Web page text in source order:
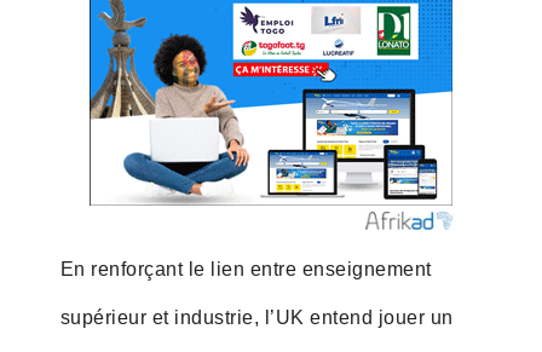
En renforçant le lien entre enseignement
supérieur et industrie, l’UK entend jouer un